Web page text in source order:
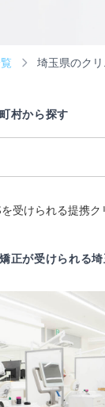
埼玉県のク
村から探す
受けられる提携ク
正が受けられる